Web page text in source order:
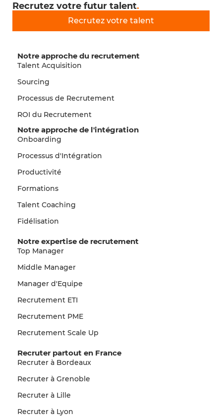
Recrutez votre futur talent.
Recrutez votre talent
Notre approche du recrutement
Talent Acquisition
Sourcing
Processus de Recrutement
ROI du Recrutement
Notre approche de l'intégration
Onboarding
Processus d'Intégration
Productivité
Formations
Talent Coaching
Fidélisation
Notre expertise de recrutement
Top Manager
Middle Manager
Manager d'Equipe
Recrutement ETI
Recrutement PME
Recrutement Scale Up
Recruter partout en France
Recruter à Bordeaux
Recruter à Grenoble
Recruter à Lille
Recruter à Lyon